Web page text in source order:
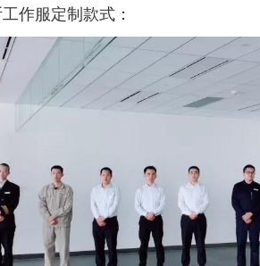
作服定制款式：